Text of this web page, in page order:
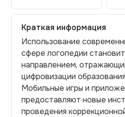
Краткая информация
Использование
сфере логопедии
направлением,
цифровизации
Мобильные игры и
предоставляют новые
проведения